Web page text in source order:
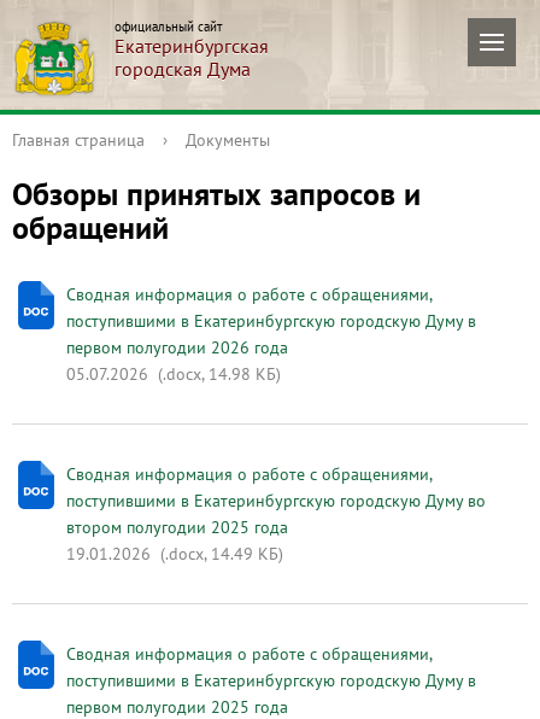
официальный сайт
Екатеринбургская
городская Дума
Главная страница › Документы
Обзоры принятых запросов и
обращений
Сводная информация о работе с обращениями,
поступившими в Екатеринбургскую городскую Думу в
первом полугодии 2026 года
05.07.2026 (.docx, 14.98 КБ)
Сводная информация о работе с обращениями,
поступившими в Екатеринбургскую городскую Думу во
втором полугодии 2025 года
19.01.2026 (.docx, 14.49 КБ)
Сводная информация о работе с обращениями,
поступившими в Екатеринбургскую городскую Думу в
первом полугодии 2025 года